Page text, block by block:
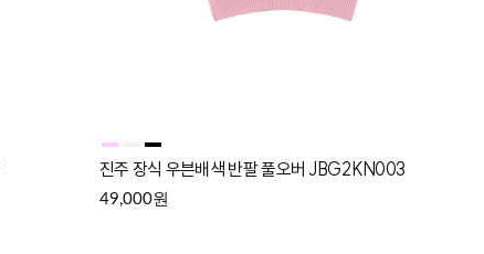
진주 장식 우븐배색 반팔 풀오버 JBG2KN003
49,000원